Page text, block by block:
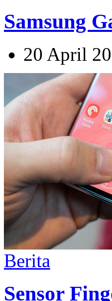
Samsung
20 April
Berita
Sensor